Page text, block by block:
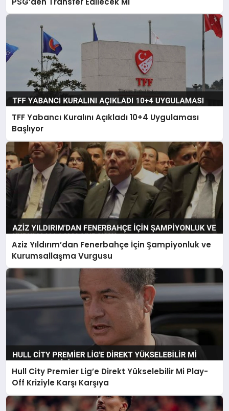
TFF Yabancı Kuralını Açıkladı 10+4 Uygulaması
Başlıyor
Aziz Yıldırım’dan Fenerbahçe İçin Şampiyonluk ve
Kurumsallaşma Vurgusu
Hull City Premier Lig’e Direkt Yükselebilir Mi Play-
Off Kriziyle Karşı Karşıya